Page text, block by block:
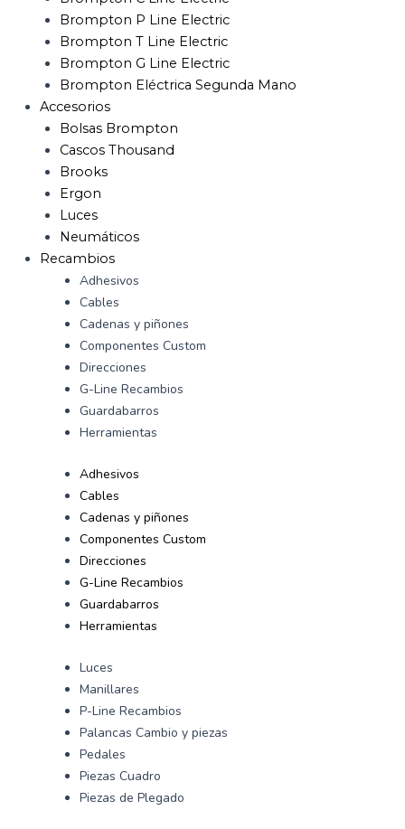
Brompton P Line Electric
Brompton T Line Electric
Brompton G Line Electric
Brompton Eléctrica Segunda Mano
Accesorios
Bolsas Brompton
Cascos Thousand
Brooks
Ergon
Luces
Neumáticos
Recambios
Adhesivos
Cables
Cadenas y piñones
Componentes Custom
Direcciones
G-Line Recambios
Guardabarros
Herramientas
Adhesivos
Cables
Cadenas y piñones
Componentes Custom
Direcciones
G-Line Recambios
Guardabarros
Herramientas
Luces
Manillares
P-Line Recambios
Palancas Cambio y piezas
Pedales
Piezas Cuadro
Piezas de Plegado